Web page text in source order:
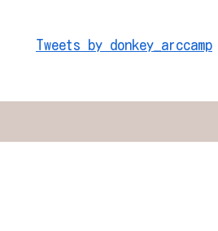
Tweets by donkey_arccamp